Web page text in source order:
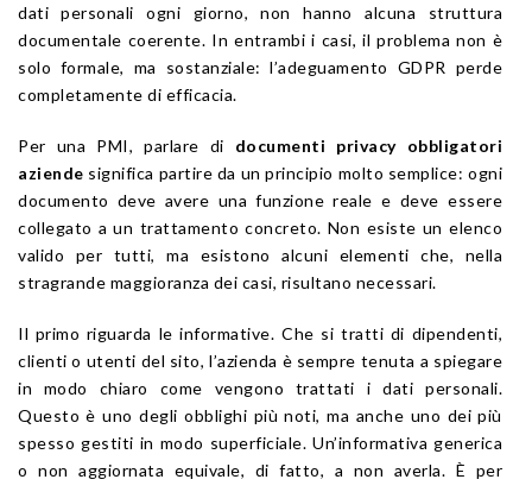
dati personali ogni giorno, non hanno alcuna struttura
documentale coerente. In entrambi i casi, il problema non è
solo formale, ma sostanziale: l’adeguamento GDPR perde
completamente di efficacia.
Per una PMI, parlare di documenti privacy obbligatori
aziende significa partire da un principio molto semplice: ogni
documento deve avere una funzione reale e deve essere
collegato a un trattamento concreto. Non esiste un elenco
valido per tutti, ma esistono alcuni elementi che, nella
stragrande maggioranza dei casi, risultano necessari.
Il primo riguarda le informative. Che si tratti di dipendenti,
clienti o utenti del sito, l’azienda è sempre tenuta a spiegare
in modo chiaro come vengono trattati i dati personali.
Questo è uno degli obblighi più noti, ma anche uno dei più
spesso gestiti in modo superficiale. Un’informativa generica
o non aggiornata equivale, di fatto, a non averla. È per